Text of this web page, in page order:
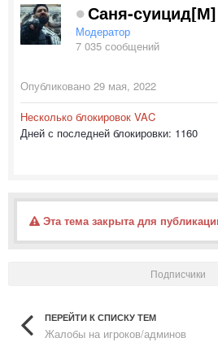
Саня-суицид[М]
Модератор
7 035 сообщений
Опубликовано 29 мая, 2022
Несколько блокировок VAC
Дней с последней блокировки: 1160
Эта тема закрыта для
Подписчики
ПЕРЕЙТИ К СПИСКУ ТЕМ
Жалобы на игроков/админов